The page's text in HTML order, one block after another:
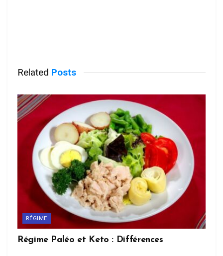
Related Posts
RÉGIME
Régime Paléo et Keto : Différences